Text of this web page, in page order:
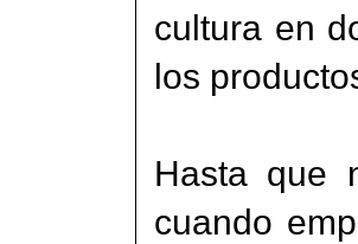
cultura en
los
Hasta que
cuando